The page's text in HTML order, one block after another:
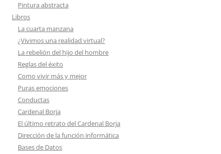
Pintura abstracta
Libros
La cuarta manzana
¿Vivimos una realidad virtual?
La rebelión del hijo del hombre
Reglas del éxito
Como vivir más y mejor
Puras emociones
Conductas
Cardenal Borja
El último retrato del Cardenal Borja
Dirección de la función informática
Bases de Datos